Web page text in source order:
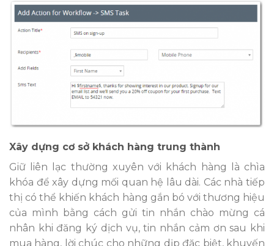
Xây dựng cơ sở khách hàng trung thành
Giữ liên lạc thường xuyên với khách hàng là chìa
khóa để xây dựng mối quan hệ lâu dài. Các nhà tiếp
thị có thể khiến khách hàng gắn bó với thương hiệu
của mình bằng cách gửi tin nhắn chào mừng cá
nhân khi đăng ký dịch vụ, tin nhắn cảm ơn sau khi
mua hàng, lời chúc cho những dịp đặc biệt, khuyến